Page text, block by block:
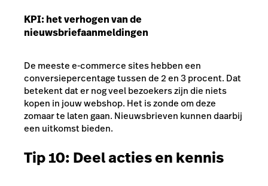
KPI: het verhogen van de
nieuwsbriefaanmeldingen
De meeste e-commerce sites hebben een
conversiepercentage tussen de 2 en 3 procent. Dat
betekent dat er nog veel bezoekers zijn die niets
kopen in jouw webshop. Het is zonde om deze
zomaar te laten gaan. Nieuwsbrieven kunnen daarbij
een uitkomst bieden.
Tip 10: Deel acties en kennis